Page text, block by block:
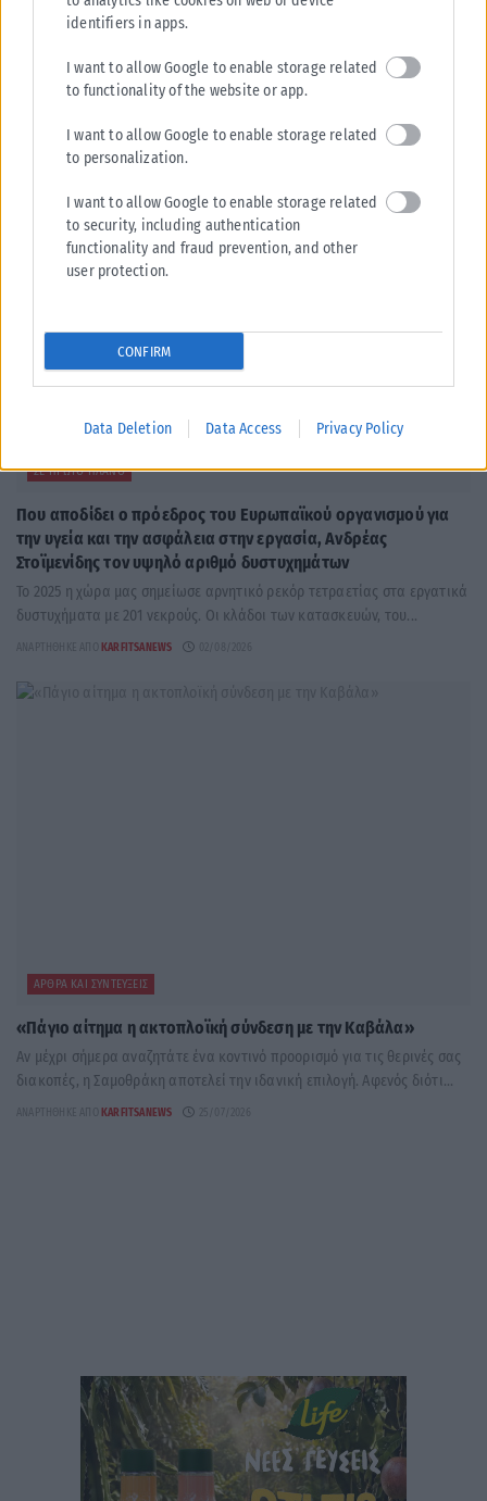
identifiers in apps.
I want to allow Google to enable storage related
to functionality of the website or app.
I want to allow Google to enable storage related
to personalization.
I want to allow Google to enable storage related
to security, including authentication
functionality and fraud prevention, and other
user protection.
CONFIRM
Data Deletion Data Access Privacy Policy
Σχετικά Άρθρα
ΣΕ ΠΡΏΤΟ ΠΛΆΝΟ
Που αποδίδει ο πρόεδρος του Ευρωπαϊκού οργανισμού για
την υγεία και την ασφάλεια στην εργασία, Ανδρέας
Στοϊμενίδης τον υψηλό αριθμό δυστυχημάτων
Το 2025 η χώρα μας σημείωσε αρνητικό ρεκόρ τετραετίας στα εργατικά
δυστυχήματα με 201 νεκρούς. Οι κλάδοι των κατασκευών, του...
ΑΝΑΡΤΉΘΗΚΕ ΑΠΌ KARFITSANEWS
ΆΡΘΡΑ ΚΑΙ ΣΥΝΤΕΎΞΕΙΣ
«Πάγιο αίτημα η ακτοπλοϊκή σύνδεση με την Καβάλα»
Αν μέχρι σήμερα αναζητάτε ένα κοντινό προορισμό για τις θερινές σας
διακοπές, η Σαμοθράκη αποτελεί την ιδανική επιλογή. Αφενός διότι...
ΑΝΑΡΤΉΘΗΚΕ ΑΠΌ KARFITSANEWS